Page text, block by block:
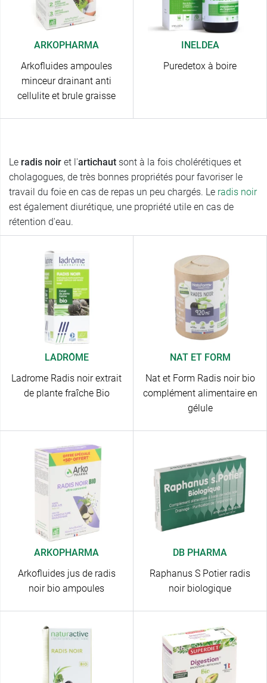
ARKOPHARMA
Arkofluides ampoules
minceur drainant anti
cellulite et brule graisse
INELDEA
Puredetox à boire
Le radis noir et l'artichaut sont à la fois cholérétiques et
cholagogues, de très bonnes propriétés pour favoriser le
travail du foie en cas de repas un peu chargés. Le radis noir
est également diurétique, une propriété utile en cas de
rétention d'eau.
LADRÔME
Ladrome Radis noir extrait
de plante fraîche Bio
NAT ET FORM
Nat et Form Radis noir bio
complément alimentaire en
gélule
ARKOPHARMA
Arkofluides jus de radis
noir bio ampoules
DB PHARMA
Raphanus S Potier radis
noir biologique